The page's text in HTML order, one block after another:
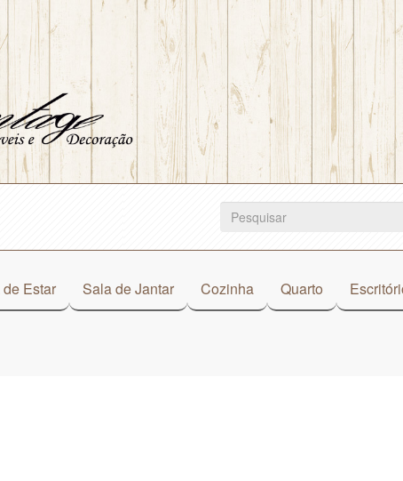
Estar Sala de Jantar Cozinha Quarto